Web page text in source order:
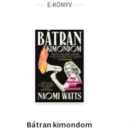
E-KÖNYV
Bátran kimondom